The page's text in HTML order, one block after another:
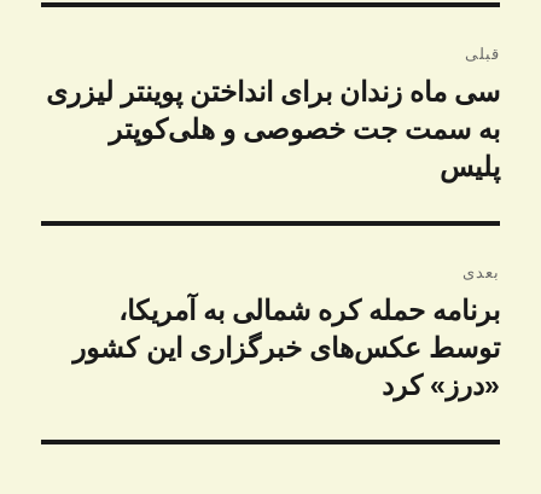
نوشته
قبلی
نوشته
قبلی:
سی ماه زندان برای انداختن پوینتر لیزری
به سمت جت خصوصی و هلی‌کوپتر
پلیس
بعدی
نوشته
بعدی:
برنامه حمله کره شمالی به آمریکا،
توسط عکس‌های خبرگزاری این کشور
«درز» کرد